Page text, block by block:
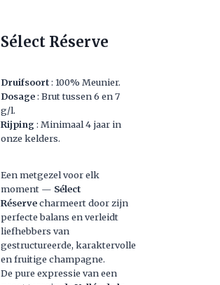
Sélect Réserve
Druifsoort: 100% Meunier.
Dosage: Brut tussen 6 en 7
g/l.
Rijping : Minimaal 4 jaar in
onze kelders.
Een metgezel voor elk
moment — Sélect
Réservecharmeert door zijn
perfecte balans en verleidt
liefhebbers van
gestructureerde, karaktervolle
en fruitige champagne.
De pure expressie van een